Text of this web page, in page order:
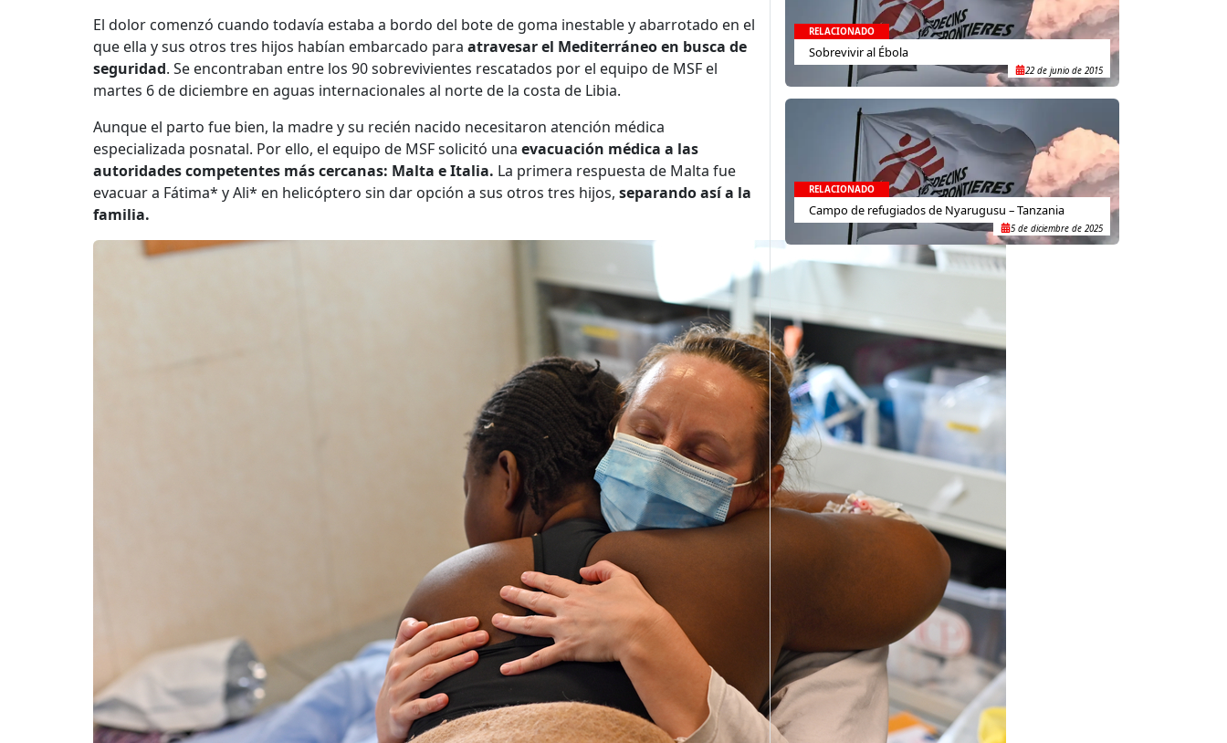
El dolor comenzó cuando todavía estaba a bordo del bote de goma inestable y abarrotado en el
que ella y sus otros tres hijos habían embarcado para atravesar el Mediterráneo en busca de
seguridad. Se encontraban entre los 90 sobrevivientes rescatados por el equipo de MSF el
martes 6 de diciembre en aguas internacionales al norte de la costa de Libia.
Aunque el parto fue bien, la madre y su recién nacido necesitaron atención médica
especializada posnatal. Por ello, el equipo de MSF solicitó una evacuación médica a las
autoridades competentes más cercanas: Malta e Italia. La primera respuesta de Malta fue
evacuar a Fátima* y Ali* en helicóptero sin dar opción a sus otros tres hijos, separando así a la
familia.
RELACIONADO
Sobrevivir al Ébola
22 de junio de 2015
RELACIONADO
Campo de refugiados de Nyarugusu – Tanzania
5 de diciembre de 2025